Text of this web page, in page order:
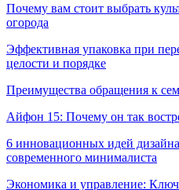
Почему вам стоит выбрать
огорода
Эффективная упаковка при
целости и порядке
Преимущества обращения к
Айфон 15: Почему он так
6 инновационных идей
современного минималиста
Экономика и управление: